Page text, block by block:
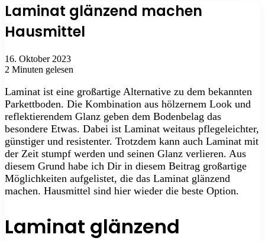
Laminat glänzend machen
Hausmittel
16. Oktober 2023
2 Minuten gelesen
Laminat ist eine großartige Alternative zu dem bekannten
Parkettboden. Die Kombination aus hölzernem Look und
reflektierendem Glanz geben dem Bodenbelag das
besondere Etwas. Dabei ist Laminat weitaus pflegeleichter,
günstiger und resistenter. Trotzdem kann auch Laminat mit
der Zeit stumpf werden und seinen Glanz verlieren. Aus
diesem Grund habe ich Dir in diesem Beitrag großartige
Möglichkeiten aufgelistet, die das Laminat glänzend
machen. Hausmittel sind hier wieder die beste Option.
Laminat glänzend